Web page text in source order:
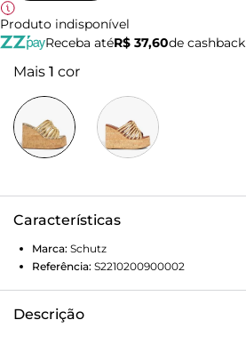
Produto indisponível
Receba atéR$ 37,60de cashback
Mais 1 cor
Características
Marca: Schutz
Referência: S2210200900002
Descrição